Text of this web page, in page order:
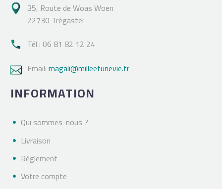
 35, Route de Woas Woen
22730 Trégastel
 Tél : 06 81 82 12 24
 Email:magali@milleetunevie.fr
INFORMATION
Qui sommes-nous ?
Livraison
Réglement
Votre compte